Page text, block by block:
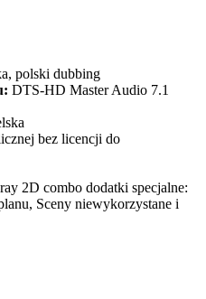
polski dubbing
DTS-HD Master Audio 7.1
bez licencji do
2D combo dodatki specjalne:
Sceny niewykorzystane i